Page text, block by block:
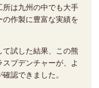
は九州の中でも大手
作製に豊富な実績を
試した結果、この熊
プデンチャーが、よ
認できました。